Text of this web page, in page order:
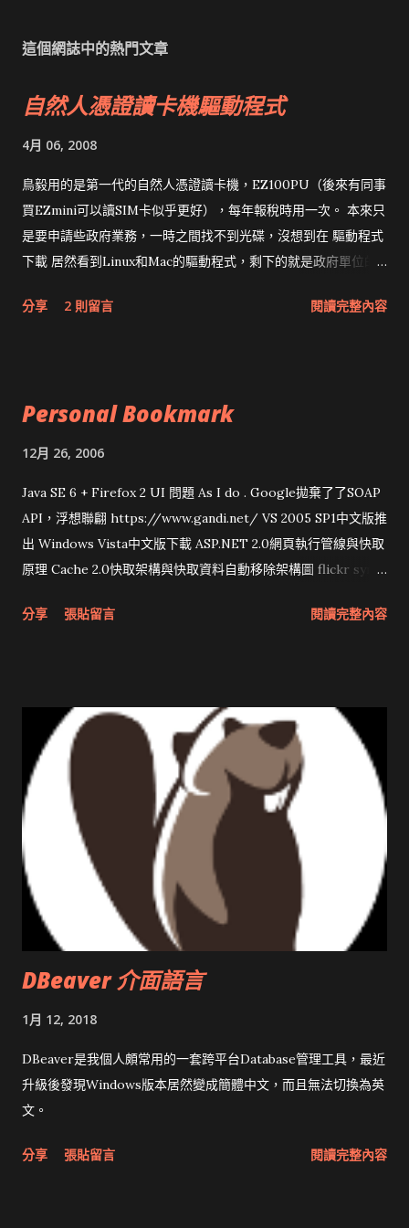
這個網誌中的熱門文章
自然人憑證讀卡機驅動程式
4月 06, 2008
鳥毅用的是第一代的自然人憑證讀卡機，EZ100PU（後來有同事
買EZmini可以讀SIM卡似乎更好），每年報稅時用一次。 本來只
是要申請些政府業務，一時之間找不到光碟，沒想到在 驅動程式
下載 居然看到Linux和Mac的驅動程式，剩下的就是政府單位的
分享 2 則留言 閱讀完整內容
Personal Bookmark
12月 26, 2006
Java SE 6 + Firefox 2 UI 問題 As I do . Google拋棄了了SOAP
API，浮想聯翩 https://www.gandi.net/ VS 2005 SP1中文版推
出 Windows Vista中文版下載 ASP.NET 2.0網頁執行管線與快取
原理 Cache 2.0快取架構與快取資料自動移除架構圖 flickr sync
圖治推動改革 Wait and see 國內某SOC疑遭駭客入侵 大砲開講
分享 張貼留言 閱讀完整內容
DBeaver 介面語言
1月 12, 2018
DBeaver是我個人頗常用的一套跨平台Database管理工具，最近
升級後發現Windows版本居然變成簡體中文，而且無法切換為英
文。
分享 張貼留言 閱讀完整內容